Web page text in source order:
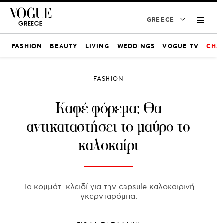
GREECE
FASHION BEAUTY LIVING WEDDINGS VOGUE TV
FASHION
Καφέ φόρεμα: Θα
αντικαταστήσει το μαύρο το
καλοκαίρι
Το κομμάτι-κλειδί για την capsule καλοκαιρινή
γκαρνταρόμπα.